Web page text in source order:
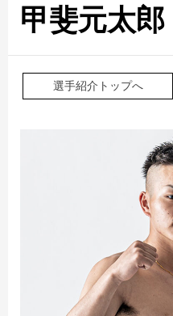
甲斐元太郎
選手紹介トップへ